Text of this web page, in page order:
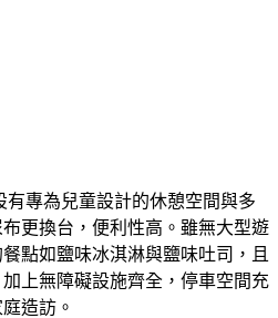
專為兒童設計的休憩空間與多
更換台，便利性高。雖無大型遊
點如鹽味冰淇淋與鹽味吐司，且
上無障礙設施齊全，停車空間充
造訪。